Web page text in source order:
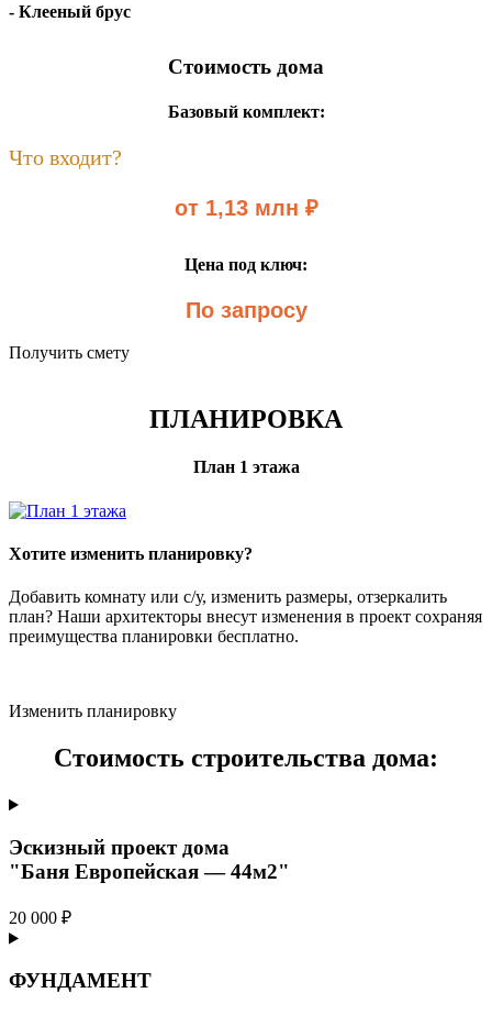
- Клееный брус
Стоимость дома
Базовый комплект:
Что входит?
от 1,13 млн ₽
Цена под ключ:
По запросу
Получить смету
ПЛАНИРОВКА
План 1 этажа
Хотите изменить планировку?
Добавить комнату или с/у, изменить размеры, отзеркалить
план? Наши архитекторы внесут изменения в проект сохраняя
преимущества планировки бесплатно.
Изменить планировку
Стоимость строительства дома:
Эскизный проект дома
"Баня Европейская — 44м2"
20 000 ₽
ФУНДАМЕНТ